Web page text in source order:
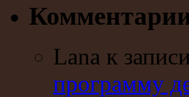
Lana к
программу